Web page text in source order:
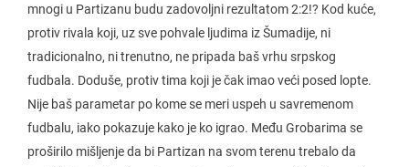
mnogi u Partizanu budu zadovoljni rezultatom 2:2!? Kod kuće,
protiv rivala koji, uz sve pohvale ljudima iz Šumadije, ni
tradicionalno, ni trenutno, ne pripada baš vrhu srpskog
fudbala. Doduše, protiv tima koji je čak imao veći posed lopte.
Nije baš parametar po kome se meri uspeh u savremenom
fudbalu, iako pokazuje kako je ko igrao. Među Grobarima se
proširilo mišljenje da bi Partizan na svom terenu trebalo da